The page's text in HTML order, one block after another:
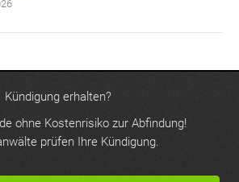
Kündigung erhalten?
ohne Kostenrisiko zur Abfindung!
prüfen Ihre Kündigung.